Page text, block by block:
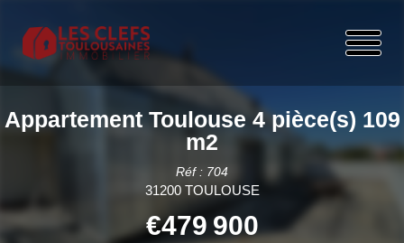
Appartement Toulouse 4 pièce(s) 109
m2
Réf : 704
31200 TOULOUSE
€479 900